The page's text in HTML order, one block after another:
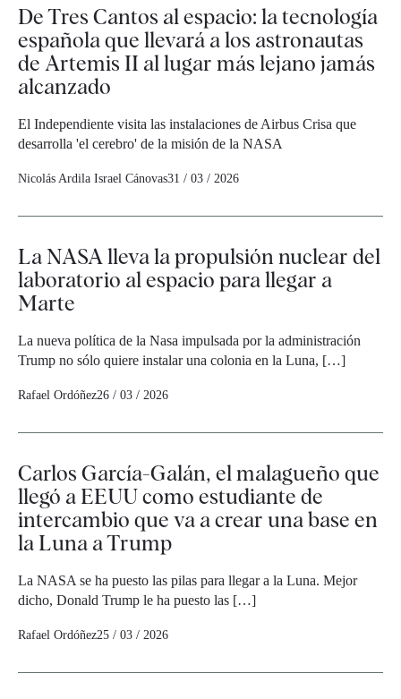
De Tres Cantos al espacio: la tecnología
española que llevará a los astronautas
de Artemis II al lugar más lejano jamás
alcanzado
El Independiente visita las instalaciones de Airbus Crisa que
desarrolla 'el cerebro' de la misión de la NASA
Nicolás Ardila Israel Cánovas31 / 03 / 2026
La NASA lleva la propulsión nuclear del
laboratorio al espacio para llegar a
Marte
La nueva política de la Nasa impulsada por la administración
Trump no sólo quiere instalar una colonia en la Luna, […]
Rafael Ordóñez26 / 03 / 2026
Carlos García-Galán, el malagueño que
llegó a EEUU como estudiante de
intercambio que va a crear una base en
la Luna a Trump
La NASA se ha puesto las pilas para llegar a la Luna. Mejor
dicho, Donald Trump le ha puesto las […]
Rafael Ordóñez25 / 03 / 2026